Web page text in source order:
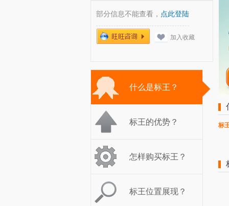
部分信息不能查看， 点此登陆
加入收藏
什么是标王？ ◆
标王的优势？
怎样购买标王？
标王位置展现？
标